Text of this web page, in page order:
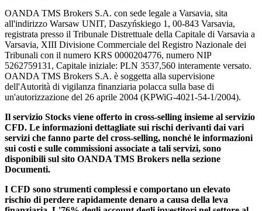
OANDA TMS Brokers S.A. con sede legale a Varsavia, sita
all'indirizzo Warsaw UNIT, Daszyńskiego 1, 00-843 Varsavia,
registrata presso il Tribunale Distrettuale della Capitale di Varsavia a
Varsavia, XIII Divisione Commerciale del Registro Nazionale dei
Tribunali con il numero KRS 0000204776, numero NIP
5262759131, Capitale iniziale: PLN 3537,560 interamente versato.
OANDA TMS Brokers S.A. è soggetta alla supervisione
dell'Autorità di vigilanza finanziaria polacca sulla base di
un'autorizzazione del 26 aprile 2004 (KPWiG-4021-54-1/2004).
Il servizio Stocks viene offerto in cross-selling insieme al servizio
CFD. Le informazioni dettagliate sui rischi derivanti dai vari
servizi che fanno parte del cross-selling, nonché le informazioni
sui costi e sulle commissioni associate a tali servizi, sono
disponibili sul sito OANDA TMS Brokers nella sezione
Documenti.
I CFD sono strumenti complessi e comportano un elevato
rischio di perdere rapidamente denaro a causa della leva